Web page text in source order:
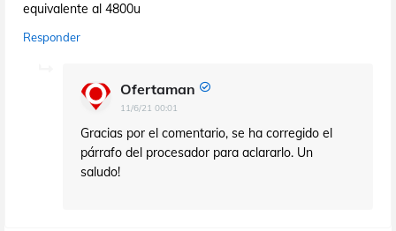
equivalente al 4800u
Responder
Ofertaman
11/6/21 00:01
Gracias por el comentario, se ha corregido el
párrafo del procesador para aclararlo. Un
saludo!